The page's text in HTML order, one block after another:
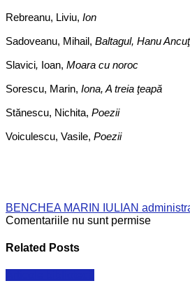
Rebreanu, Liviu, Ion
Sadoveanu, Mihail, Baltagul, Hanu
Slavici, Ioan, Moara cu noroc
Sorescu, Marin, Iona, A treia ţeapă
Stănescu, Nichita, Poezii
Voiculescu, Vasile, Poezii
BENCHEA MARIN IULIAN
Comentariile nu sunt permise
Related Posts